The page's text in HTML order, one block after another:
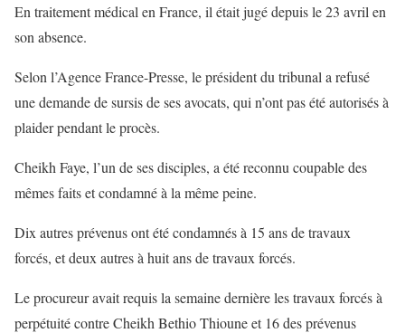
En traitement médical en France, il était jugé depuis le 23 avril en
son absence.
Selon l’Agence France-Presse, le président du tribunal a refusé
une demande de sursis de ses avocats, qui n’ont pas été autorisés à
plaider pendant le procès.
Cheikh Faye, l’un de ses disciples, a été reconnu coupable des
mêmes faits et condamné à la même peine.
Dix autres prévenus ont été condamnés à 15 ans de travaux
forcés, et deux autres à huit ans de travaux forcés.
Le procureur avait requis la semaine dernière les travaux forcés à
perpétuité contre Cheikh Bethio Thioune et 16 des prévenus